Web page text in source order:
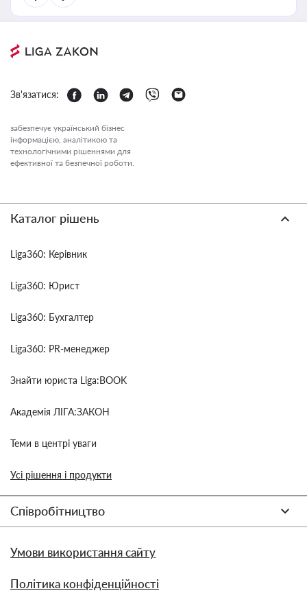
Зв'язатися:
забезпечує український бізнес
інформацією, аналітикою та
технологічними рішеннями для
ефективної та безпечної роботи.
Каталог рішень
Liga360: Керівник
Liga360: Юрист
Liga360: Бухгалтер
Liga360: PR-менеджер
Знайти юриста Liga:BOOK
Академія ЛІГА:ЗАКОН
Теми в центрі уваги
Усі рішення і продукти
Співробітництво
Умови використання сайту
Політика конфіденційності